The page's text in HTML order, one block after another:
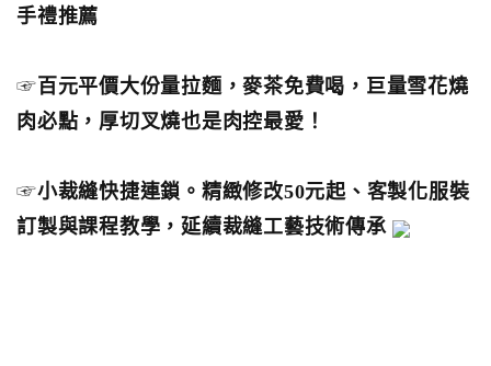
手禮推薦
☞ 百元平價大份量拉麵，麥茶免費喝，巨量雪花燒
肉必點，厚切叉燒也是肉控最愛！
☞小裁縫快捷連鎖。精緻修改50元起、客製化服裝
訂製與課程教學，延續裁縫工藝技術傳承